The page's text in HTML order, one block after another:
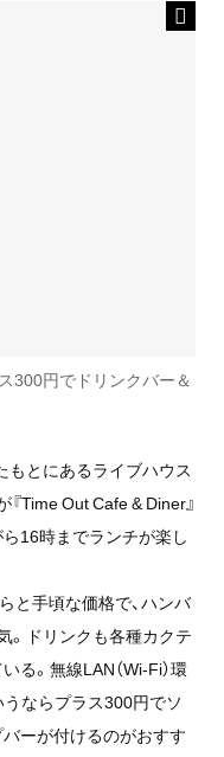
300円でドリンクバー＆
もとにあるライブハウス
Time Out Cafe & Diner』
16時までランチが楽し
と手頃な価格で、ハンバ
。ドリンクも各種カクテ
る。無線LAN（Wi-Fi）環
うならプラス300円でソ
ーが付けるのがおすす